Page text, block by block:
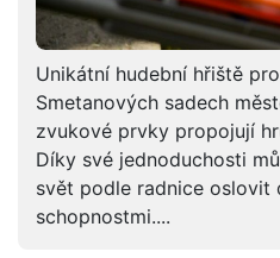
Unikátní hudební hřiště
Smetanových sadech
zvukové prvky propojují
Díky své jednoduchosti
svět podle radnice oslovit
schopnostmi....